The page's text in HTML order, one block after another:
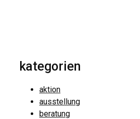
kategorien
aktion
ausstellung
beratung